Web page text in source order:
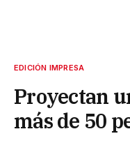
EDICIÓN IMPRESA
Proyectan
más de 50